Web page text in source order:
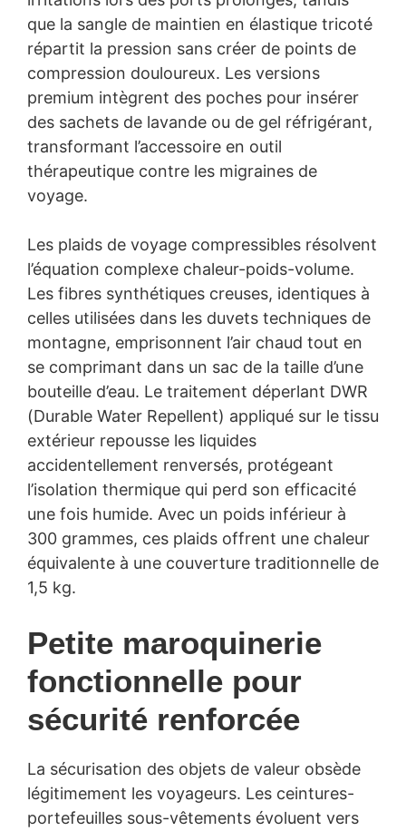
que la sangle de maintien en élastique tricoté
répartit la pression sans créer de points de
compression douloureux. Les versions
premium intègrent des poches pour insérer
des sachets de lavande ou de gel réfrigérant,
transformant l’accessoire en outil
thérapeutique contre les migraines de
voyage.
Les plaids de voyage compressibles résolvent
l’équation complexe chaleur-poids-volume.
Les fibres synthétiques creuses, identiques à
celles utilisées dans les duvets techniques de
montagne, emprisonnent l’air chaud tout en
se comprimant dans un sac de la taille d’une
bouteille d’eau. Le traitement déperlant DWR
(Durable Water Repellent) appliqué sur le tissu
extérieur repousse les liquides
accidentellement renversés, protégeant
l’isolation thermique qui perd son efficacité
une fois humide. Avec un poids inférieur à
300 grammes, ces plaids offrent une chaleur
équivalente à une couverture traditionnelle de
1,5 kg.
Petite maroquinerie
fonctionnelle pour
sécurité renforcée
La sécurisation des objets de valeur obsède
légitimement les voyageurs. Les ceintures-
portefeuilles sous-vêtements évoluent vers